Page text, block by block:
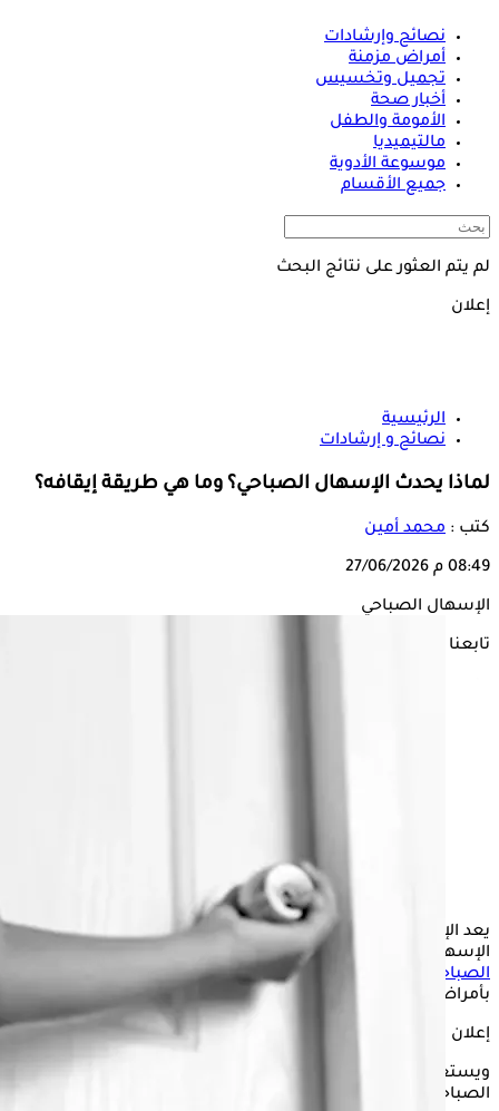
نصائح وإرشادات
أمراض مزمنة
تجميل وتخسيس
أخبار صحة
الأمومة والطفل
مالتيميديا
موسوعة الأدوية
جميع الأقسام
لم يتم العثور على نتائج البحث
إعلان
الرئيسية
نصائح و إرشادات
لماذا يحدث الإسهال الصباحي؟ وما هي طريقة إيقافه؟
كتب : محمد أمين
08:49 م 27/06/2026
الإسهال الصباحي
تابعنا على
يعد الإسهال في الصباح أمراً طبيعياً إذا حدث من حين لآخر، ولكن
الإسهال المتكرر قد يتطلب عناية طبية، وقد يرتبط
الصباحي
بعوامل قصيرة الأجل مثل النظام الغذائي أو التوتر، أو
بأمراض مزمنة مثل متلازمة القولون العصبي.
إعلان
ويستعرض "الكونسلتو" في السطور التالية، لماذا يحدث الإسهال
الصباحي؟ وما هي طريقة إيقافه؟ بحسب "verywellhealth".